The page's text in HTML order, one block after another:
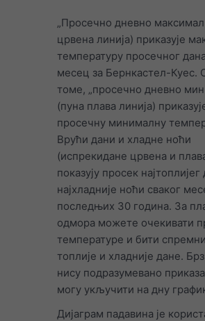
„Просечно дневно
црвена линија) приказује
температуру просечног
месец за Бернкастел-Куес.
томе, „просечно дневно
(пуна плава линија)
просечну минималну
Врући дани и хладне ноћи
(испрекидане црвена и
показују просек најтоплијег
најхладније ноћи сваког
последњих 30 година. За
одмора можете очекивати
температуре и бити
топлије и хладније дане.
нису подразумевано
могу укључити на дну
Дијаграм падавина је